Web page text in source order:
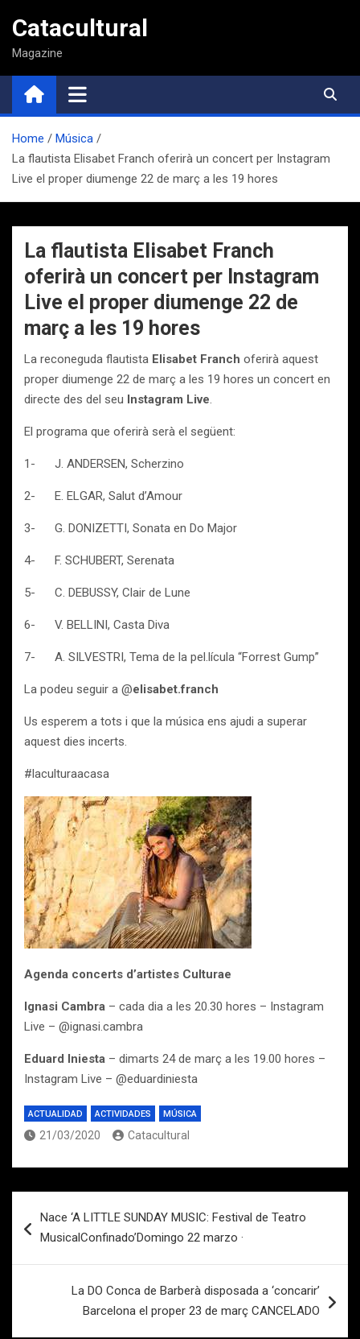
contenido
Catacultural
Magazine
Home
Música
La flautista Elisabet Franch oferirà un concert per Instagram
Live el proper diumenge 22 de març a les 19 hores
La flautista Elisabet Franch
oferirà un concert per Instagram
Live el proper diumenge 22 de
març a les 19 hores
La reconeguda flautista Elisabet Franch oferirà aquest
proper diumenge 22 de març a les 19 hores un concert en
directe des del seu Instagram Live.
El programa que oferirà serà el següent:
1- J. ANDERSEN, Scherzino
2- E. ELGAR, Salut d’Amour
3- G. DONIZETTI, Sonata en Do Major
4- F. SCHUBERT, Serenata
5- C. DEBUSSY, Clair de Lune
6- V. BELLINI, Casta Diva
7- A. SILVESTRI, Tema de la pel.lícula “Forrest Gump”
La podeu seguir a @elisabet.franch
Us esperem a tots i que la música ens ajudi a superar
aquest dies incerts.
#laculturaacasa
Agenda concerts d’artistes Culturae
Ignasi Cambra – cada dia a les 20.30 hores – Instagram
Live – @ignasi.cambra
Eduard Iniesta – dimarts 24 de març a les 19.00 hores –
Instagram Live – @eduardiniesta
ACTUALIDAD ACTIVIDADES MÚSICA
21/03/2020 Catacultural
de
Nace ‘A LITTLE SUNDAY MUSIC: Festival de Teatro
MusicalConfinado’Domingo 22 marzo ·
La DO Conca de Barberà disposada a ‘concarir’
Barcelona el proper 23 de març CANCELADO